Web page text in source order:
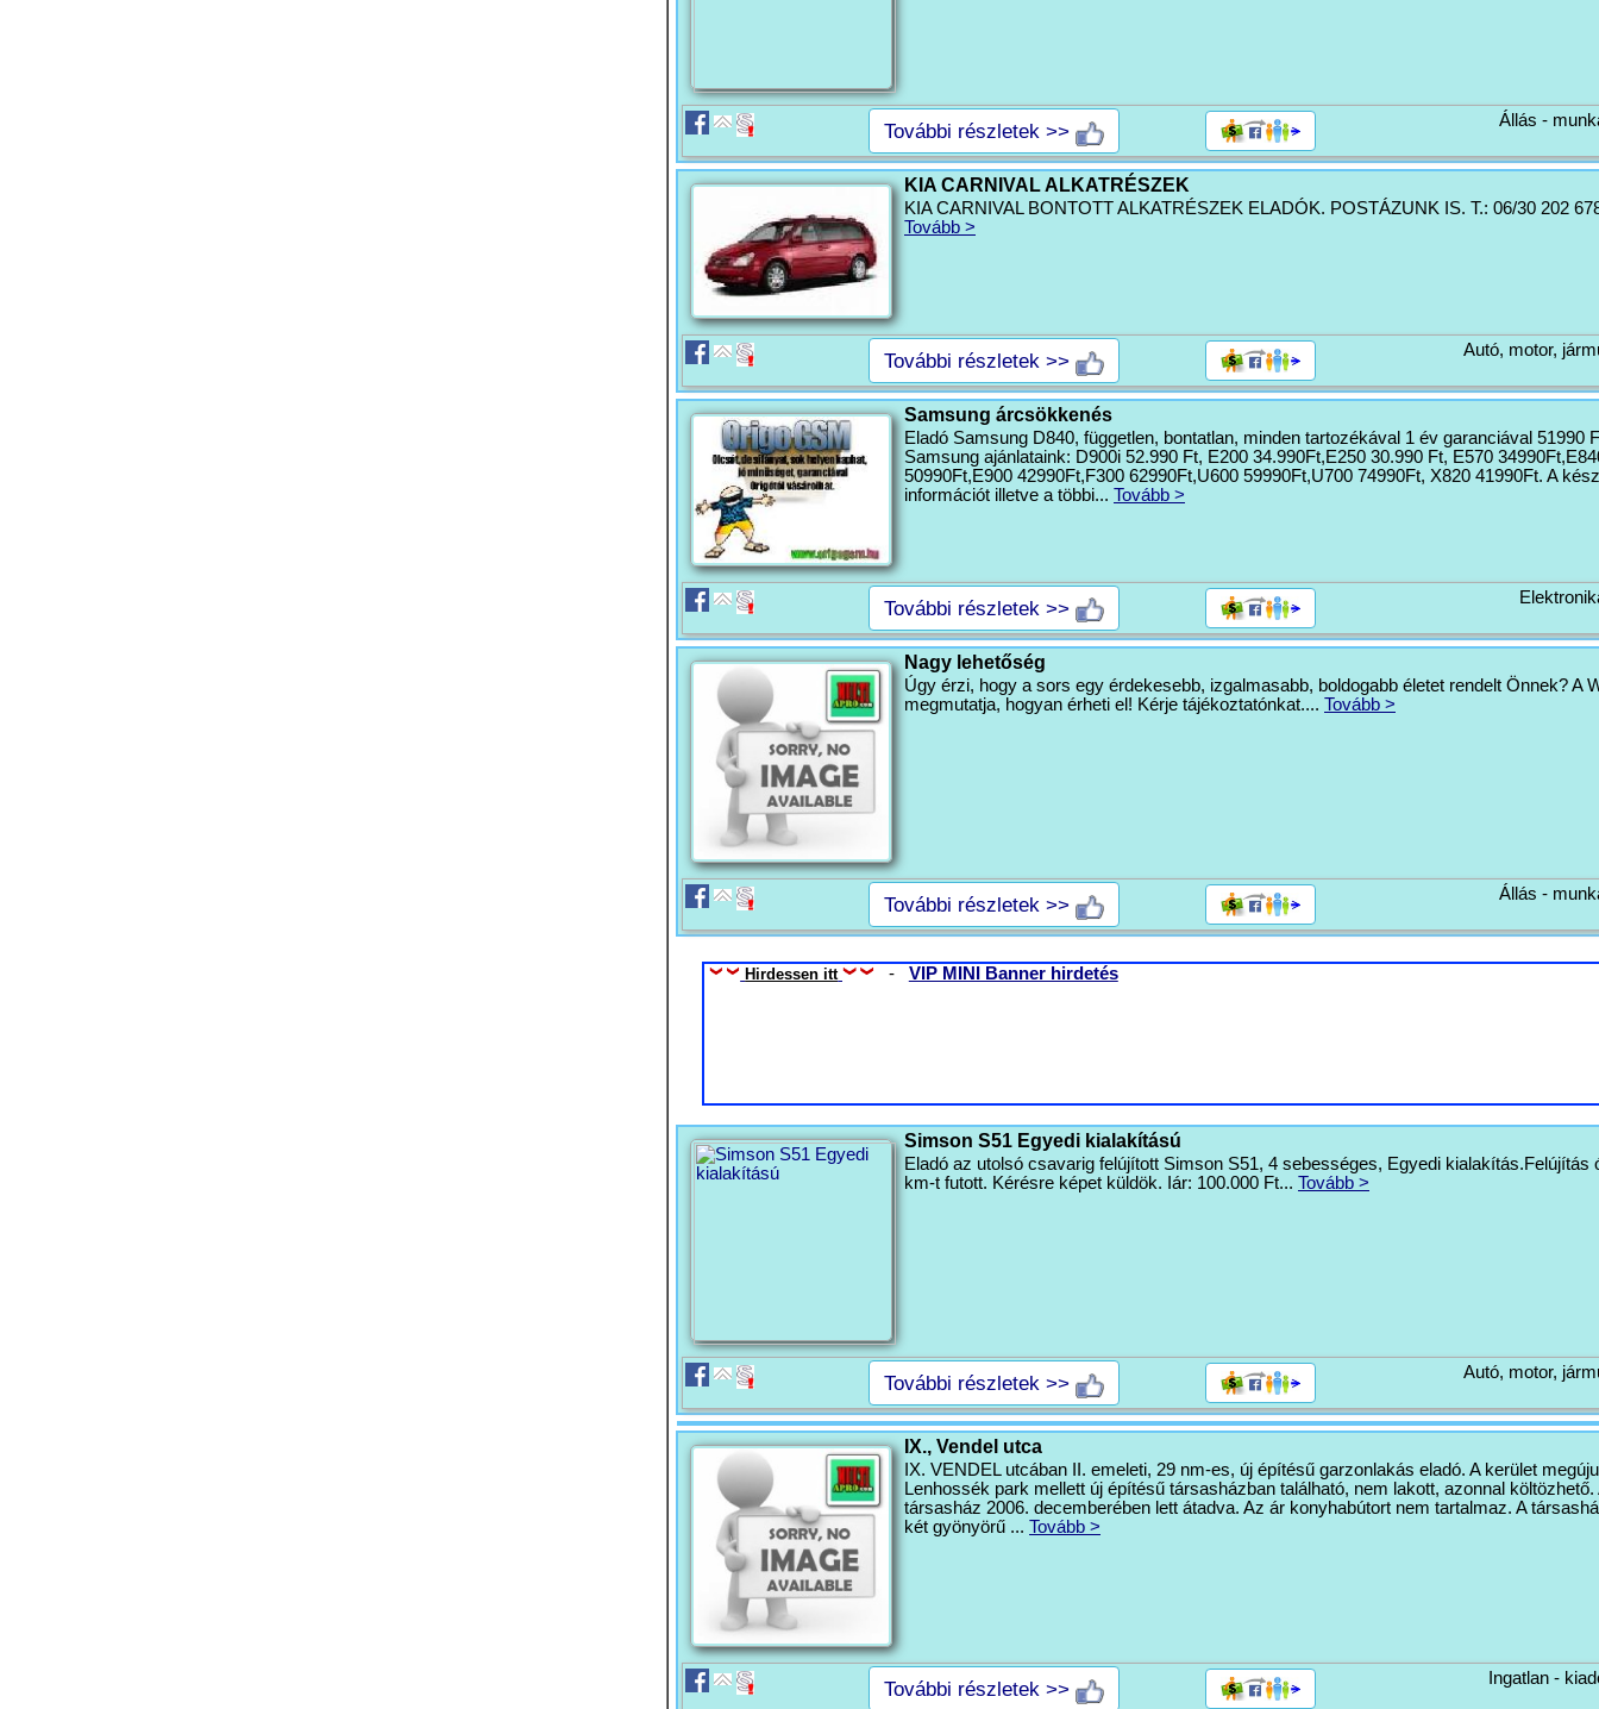
További részletek >> Állás -
KIA CARNIVAL ALKATRÉSZEK
KIA CARNIVAL BONTOTT ALKATRÉSZEK ELADÓK. POSTÁZUNK IS. T.: 06/30 202
Tovább >
További részletek >> Autó, motor,
Samsung árcsökkenés
Eladó Samsung D840, független, bontatlan, minden tartozékával 1 év garanciával 51990
Samsung ajánlataink: D900i 52.990 Ft, E200 34.990Ft,E250 30.990 Ft, E570
50990Ft,E900 42990Ft,F300 62990Ft,U600 59990Ft,U700 74990Ft, X820 41990Ft. A
információt illetve a többi... Tovább >
További részletek >>
Nagy lehetőség
Úgy érzi, hogy a sors egy érdekesebb, izgalmasabb, boldogabb életet rendelt Önnek? A
megmutatja, hogyan érheti el! Kérje tájékoztatónkat.... Tovább >
További részletek >> Állás -
Hirdessen itt - VIP MINI Banner hirdetés
Simson S51 Egyedi kialakítású
Eladó az utolsó csavarig felújított Simson S51, 4 sebességes, Egyedi kialakítás.Felújítás
km-t futott. Kérésre képet küldök. Iár: 100.000 Ft... Tovább >
További részletek >> Autó, motor,
IX., Vendel utca
IX. VENDEL utcában II. emeleti, 29 nm-es, új építésű garzonlakás eladó. A kerület
Lenhossék park mellett új építésű társasházban található, nem lakott, azonnal költözhető.
társasház 2006. decemberében lett átadva. Az ár konyhabútort nem tartalmaz. A
két gyönyörű ... Tovább >
További részletek >> Ingatlan -